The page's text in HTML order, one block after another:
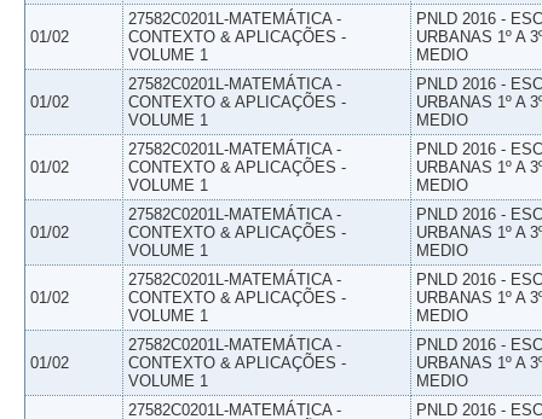
01/02
27582C0201L-MATEMÁTICA -
CONTEXTO & APLICAÇÕES -
VOLUME 1
PNLD 2016 -
URBANAS 1º A
MEDIO
01/02
27582C0201L-MATEMÁTICA -
CONTEXTO & APLICAÇÕES -
VOLUME 1
PNLD 2016 -
URBANAS 1º A
MEDIO
01/02
27582C0201L-MATEMÁTICA -
CONTEXTO & APLICAÇÕES -
VOLUME 1
PNLD 2016 -
URBANAS 1º A
MEDIO
01/02
27582C0201L-MATEMÁTICA -
CONTEXTO & APLICAÇÕES -
VOLUME 1
PNLD 2016 -
URBANAS 1º A
MEDIO
01/02
27582C0201L-MATEMÁTICA -
CONTEXTO & APLICAÇÕES -
VOLUME 1
PNLD 2016 -
URBANAS 1º A
MEDIO
01/02
27582C0201L-MATEMÁTICA -
CONTEXTO & APLICAÇÕES -
VOLUME 1
PNLD 2016 -
URBANAS 1º A
MEDIO
27582C0201L-MATEMÁTICA -
PNLD 2016 -